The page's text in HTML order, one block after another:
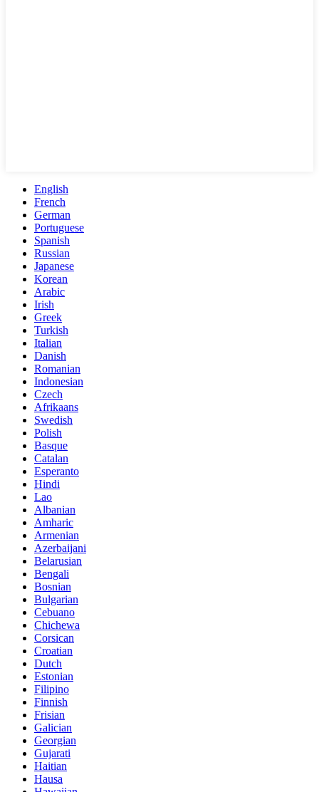
English
French
German
Portuguese
Spanish
Russian
Japanese
Korean
Arabic
Irish
Greek
Turkish
Italian
Danish
Romanian
Indonesian
Czech
Afrikaans
Swedish
Polish
Basque
Catalan
Esperanto
Hindi
Lao
Albanian
Amharic
Armenian
Azerbaijani
Belarusian
Bengali
Bosnian
Bulgarian
Cebuano
Chichewa
Corsican
Croatian
Dutch
Estonian
Filipino
Finnish
Frisian
Galician
Georgian
Gujarati
Haitian
Hausa